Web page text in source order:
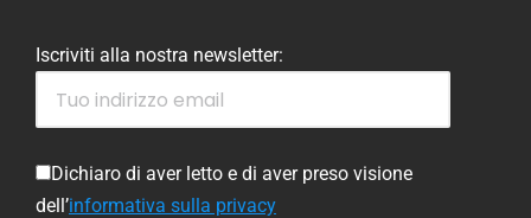
Iscriviti alla nostra newsletter:
Dichiaro di aver letto e di aver preso visione
dell’informativa sulla privacy